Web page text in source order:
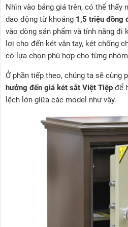
Nhìn vào bảng giá trên, có thể thấy
dao động từ khoảng 1,5 triệu đồng
vào dòng sản phẩm và tính năng đi
lợi cho đến két vân tay, két chống
có lựa chọn phù hợp cho từng
Ở phần tiếp theo, chúng ta sẽ cùng
hưởng đến giá két sắt Việt Tiệp để
lệch lớn giữa các model như vậy.